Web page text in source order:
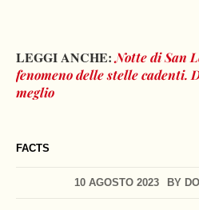
FACTS
10 AGOSTO 2023 BY
LEGGI ANCHE: Notte di San
fenomeno delle stelle cadenti.
meglio